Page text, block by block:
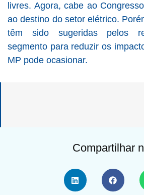
livres. Agora, cabe ao
ao destino do setor elétrico.
têm sido sugeridas pelos
segmento para reduzir os
MP pode ocasionar.
Compartilhar